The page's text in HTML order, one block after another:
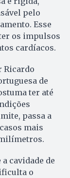
pelo
Esse
os impulsos
cardíacos.
Ricardo
de
ter até
passa a
mais
cavidade de
o